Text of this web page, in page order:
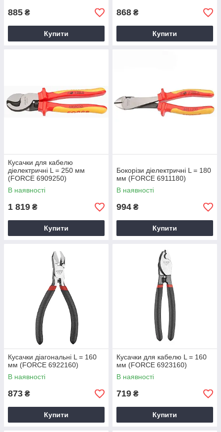
885 ₴
Купити
868 ₴
Купити
Кусачки для кабелю
діелектричні L = 250 мм
(FORCE 6909250)
В наявності
1 819 ₴
Купити
Бокорізи діелектричні L = 180
мм (FORCE 6911180)
В наявності
994 ₴
Купити
Кусачки діагональні L = 160
мм (FORCE 6922160)
В наявності
873 ₴
Купити
Кусачки для кабелю L = 160
мм (FORCE 6923160)
В наявності
719 ₴
Купити